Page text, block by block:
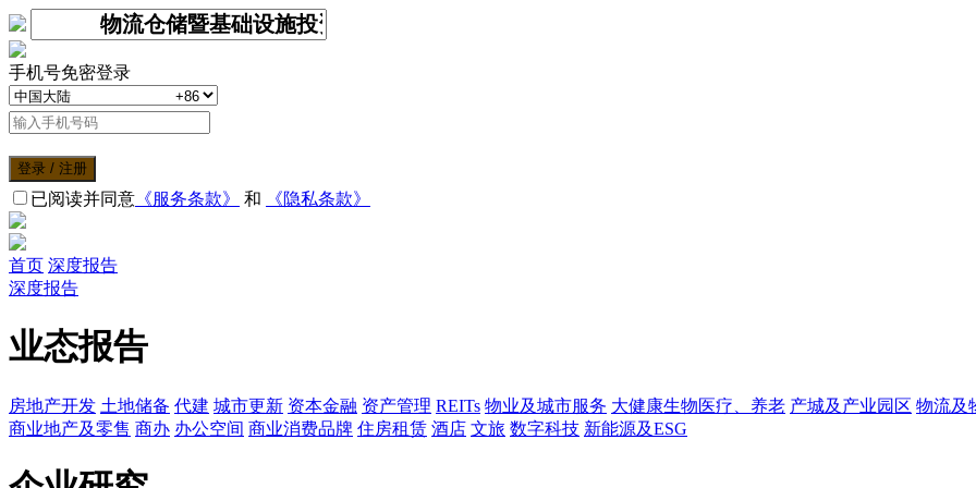
手机号免密登录
登录 / 注册
已阅读并同意 《服务条款》 和 《隐私条款》
首页 深度报告
深度报告
业态报告
房地产开发 土地储备 代建 城市更新 资本金融 资产管理 REITs 物业及城市服务 大健康生物医疗、养老 产城及产业园区 物流及
商业地产及零售 商办 办公空间 商业消费品牌 住房租赁 酒店 文旅 数字科技 新能源及ESG